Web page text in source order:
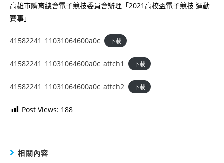
高雄市體育總會電子競技委員會辦理「2021高校盃電子競技 運動
賽事」
41582241_11031064600a0c 下載
41582241_11031064600a0c_attch1 下載
41582241_11031064600a0c_attch2 下載
Post Views: 188
相關內容